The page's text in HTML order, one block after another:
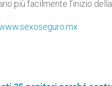
più facilmente l’inizio